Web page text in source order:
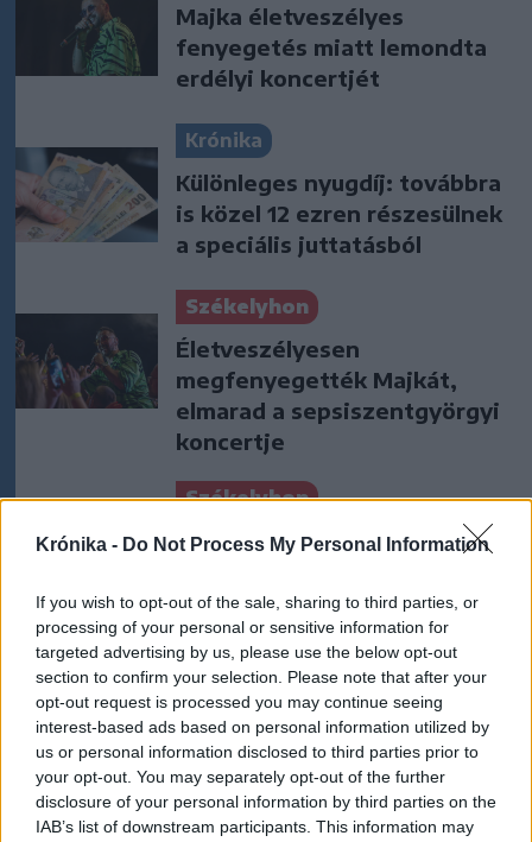
Krónika - Do Not Process My Personal Information
If you wish to opt-out of the sale, sharing to third parties, or
processing of your personal or sensitive information for
targeted advertising by us, please use the below opt-out
section to confirm your selection. Please note that after your
opt-out request is processed you may continue seeing
interest-based ads based on personal information utilized by
us or personal information disclosed to third parties prior to
your opt-out. You may separately opt-out of the further
disclosure of your personal information by third parties on the
IAB’s list of downstream participants. This information may
Majka életveszélyes
fenyegetés miatt lemondta
erdélyi koncertjét
Krónika
Különleges nyugdíj: továbbra
is közel 12 ezren részesülnek
a speciális juttatásból
Székelyhon
Életveszélyesen
megfenyegették Majkát,
elmarad a sepsiszentgyörgyi
koncertje
Székelyhon
Medvét ütött el egy sofőr, a
a baleset helyszínéről
Székely Sport
Szembementek a trenddel: a
Sepsi OSK és az FK
Csíkszereda kilóg a sorból a
Szuperligában